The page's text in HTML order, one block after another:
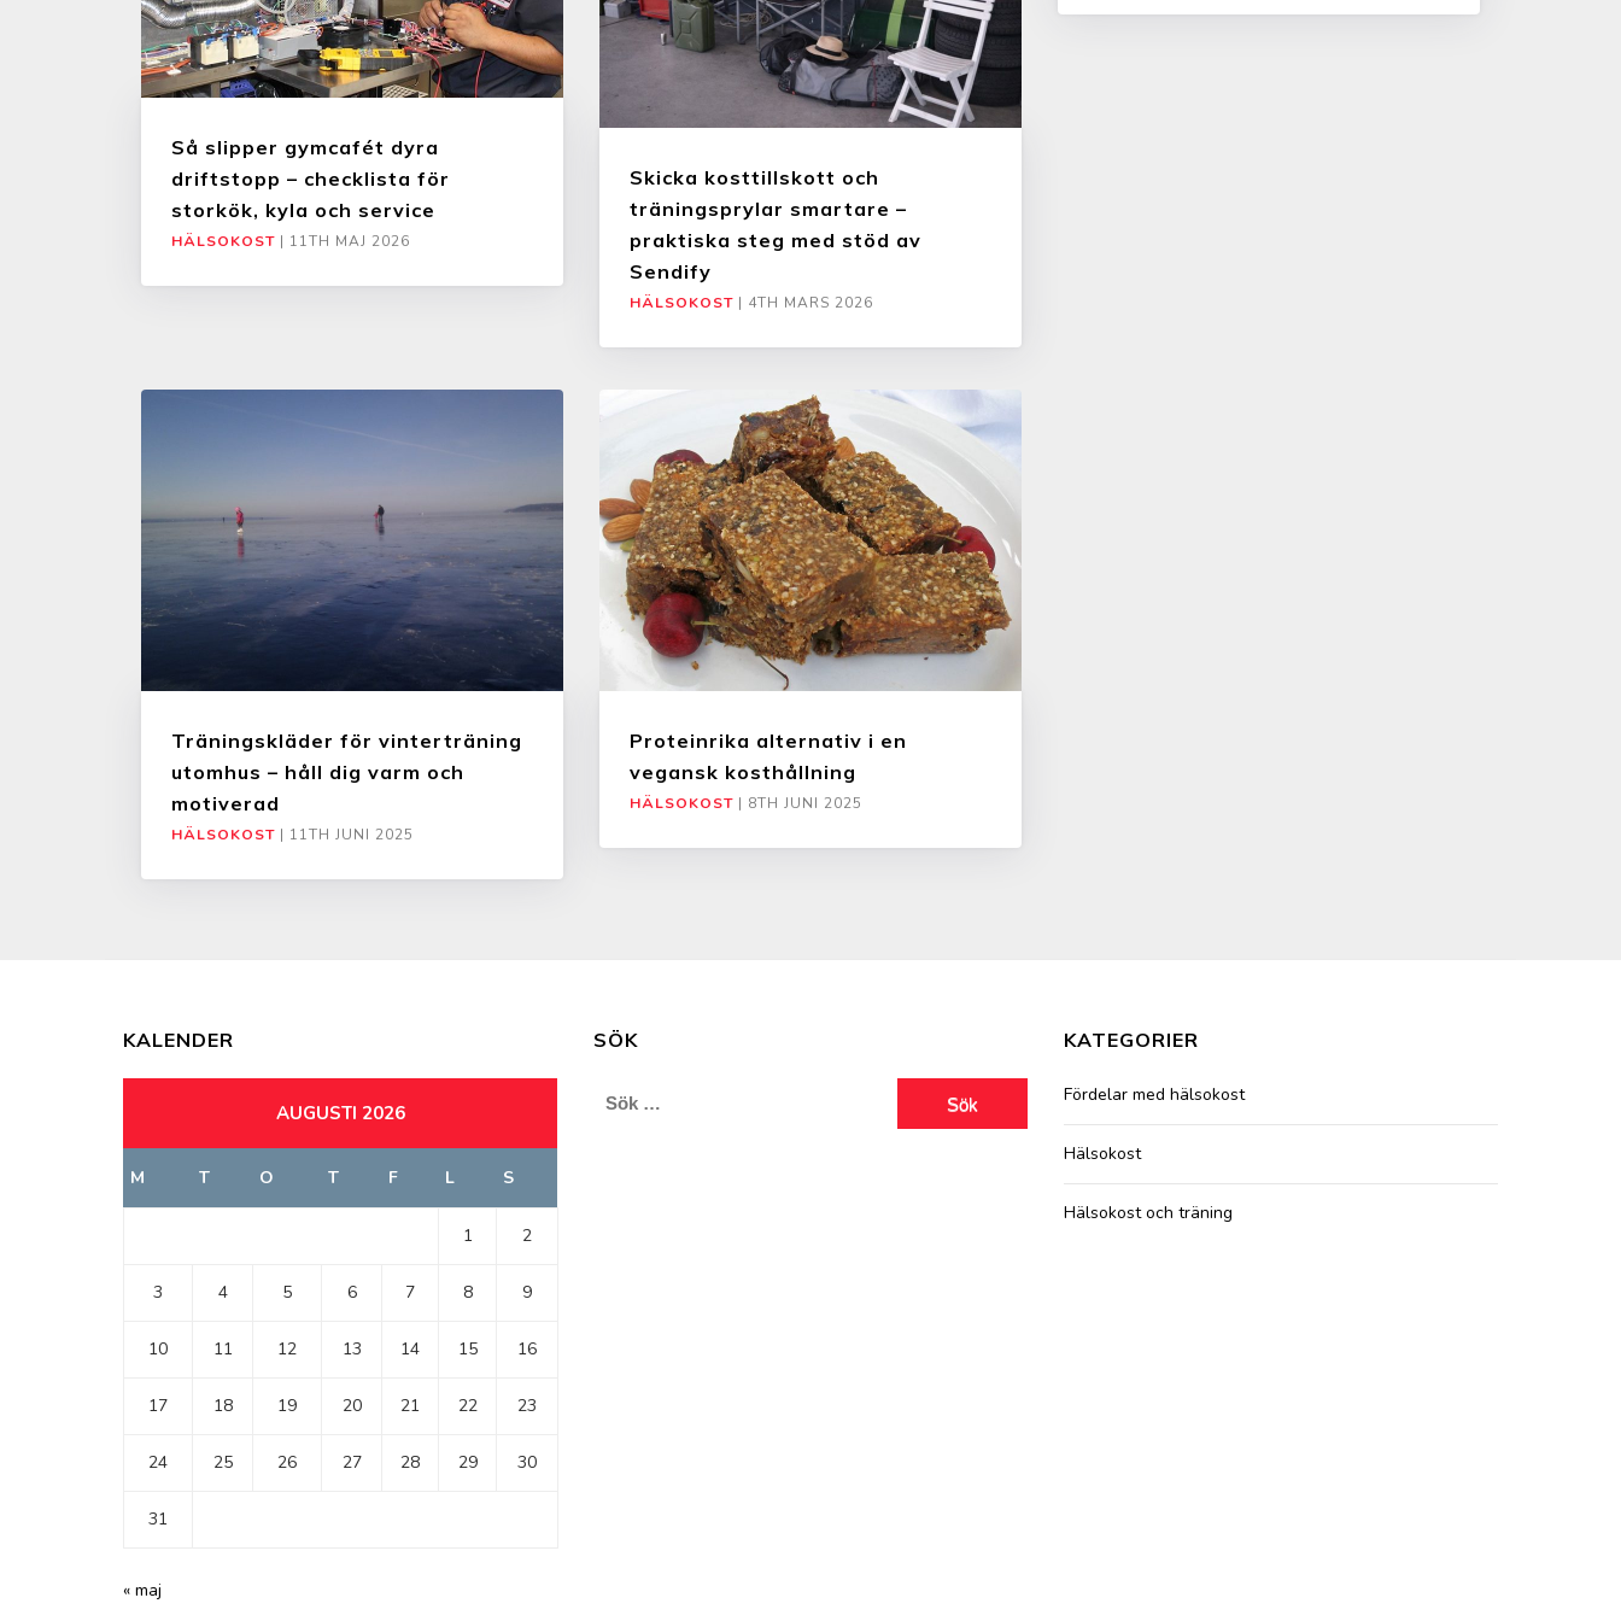
Så slipper gymcafét dyra
driftstopp – checklista för
storkök, kyla och service
HÄLSOKOST | 11TH MAJ 2026
Skicka kosttillskott och
träningsprylar smartare –
praktiska steg med stöd av
Sendify
HÄLSOKOST | 4TH MARS 2026
Träningskläder för vinterträning
utomhus – håll dig varm och
motiverad
HÄLSOKOST | 11TH JUNI 2025
Proteinrika alternativ i en
vegansk kosthållning
HÄLSOKOST | 8TH JUNI 2025
KALENDER
AUGUSTI 2026
M T O T F L S
1 2
3 4 5 6 7 8 9
10 11 12 13 14 15 16
17 18 19 20 21 22 23
24 25 26 27 28 29 30
31
« maj
SÖK
Sök
KATEGORIER
Fördelar med hälsokost
Hälsokost
Hälsokost och träning